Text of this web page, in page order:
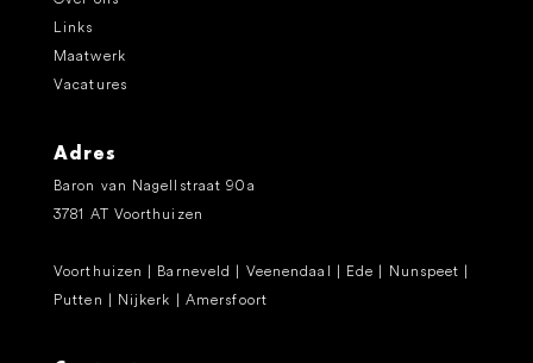
Links
Maatwerk
Vacatures
Adres
Baron van Nagellstraat 90a
3781 AT Voorthuizen
Voorthuizen | Barneveld | Veenendaal | Ede | Nunspeet |
Putten | Nijkerk | Amersfoort